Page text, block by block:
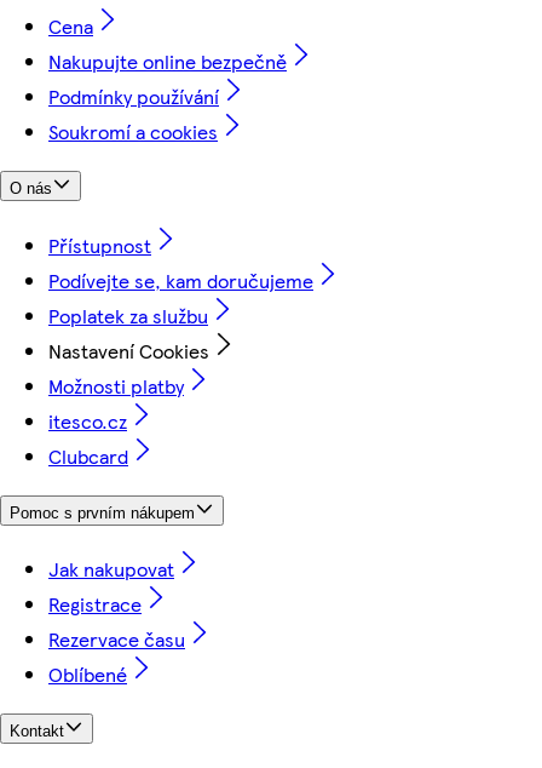
Cena
Nakupujte online bezpečně
Podmínky používání
Soukromí a cookies
O nás
Přístupnost
Podívejte se, kam doručujeme
Poplatek za službu
Nastavení Cookies
Možnosti platby
itesco.cz
Clubcard
Pomoc s prvním nákupem
Jak nakupovat
Registrace
Rezervace času
Oblíbené
Kontakt